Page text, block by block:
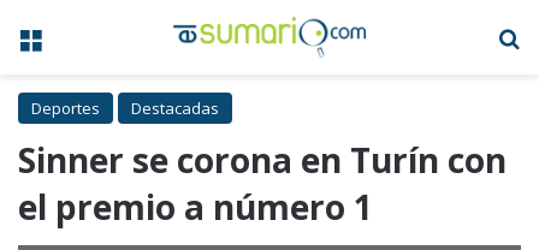
Menú
Deportes Destacadas
Sinner se corona en Turín con
el premio a número 1